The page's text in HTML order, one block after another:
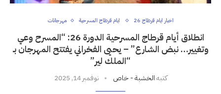
اخبار ايام قرطاج 26 ايام قرطاج المسرحية مهرجانات
انطلاق أيام قرطاج المسرحية الدورة 26: “المسرح وعي
وتغيير… نبض الشارع” – يحيى الفخراني يفتتح المهرجان بـ
“الملك لير”
كتبهالخشبة - خاص نوفمبر 14, 2025